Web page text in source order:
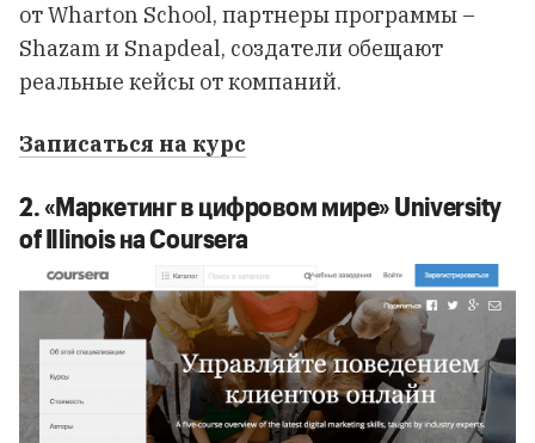
от Wharton School, партнеры программы –
Shazam и Snapdeal, создатели обещают
реальные кейсы от компаний.
Записаться на курс
2. «Маркетинг в цифровом мире» University
of Illinois на Coursera